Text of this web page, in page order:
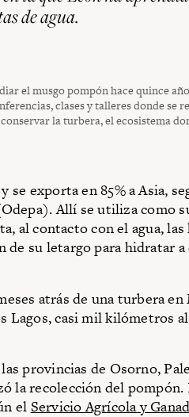
de agua.
el musgo pompón hace quince
clases y talleres donde se
la turbera, el ecosistema
se exporta en 85% a Asia,
Allí se utiliza como
al contacto con el agua, las
de su letargo para hidratar a
atrás de una turbera
Lagos, casi mil kilómetros
provincias de Osorno,
la recolección del pompón.
elServicio Agrícola y